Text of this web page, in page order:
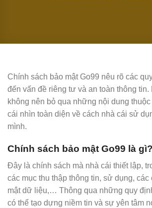
Chính sách bảo mật Go99 nêu rõ các
đến vấn đề riêng tư và an toàn thông
không nên bỏ qua những nội dung
cái nhìn toàn diện về cách nhà cái sử
mình.
Chính sách bảo mật Go99 là gì?
Đây là chính sách mà nhà cái thiết lập,
các mục thu thập thông tin, sử dụng, các
mật dữ liệu,… Thông qua những quy
có thể tạo dựng niềm tin và sự yên tâm